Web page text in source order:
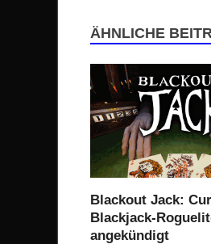
ÄHNLICHE
Blackout Jack:
Blackjack-
angekündigt